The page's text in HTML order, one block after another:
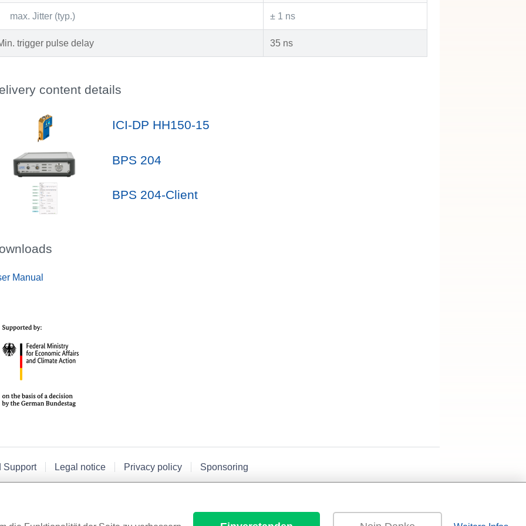
max. Jitter (typ.) ± 1 ns
trigger pulse delay 35 ns
content details
ICI-DP HH150-15
BPS 204
BPS 204-Client
Manual
Support Legal notice Privacy policy Sponsoring